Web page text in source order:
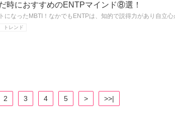
時におすすめのENTPマインド⑧選！
になったMBTI！なかでもENTPは、知的で説得力があり自立
トレンド
2 3 4 5 > >>|